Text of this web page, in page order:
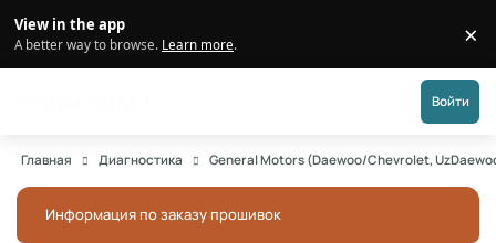
View in the app
A better way to browse. Learn more. ×
Войти
Главная Диагностика General Motors (Daewoo/Chevrolet,
Информация по заказу прошивок